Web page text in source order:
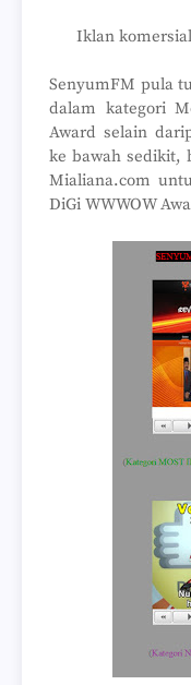
Iklan
SenyumFM pula
dalam kategori
Award selain
ke bawah sedikit,
Mialiana.com
DiGi WWWOW